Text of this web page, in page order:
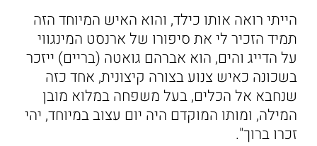
הייתי רואה אותו כילד, והוא האיש המיוחד הזה
תמיד הזכיר לי את סיפורו של ארנסט המינגווי
על הדייג והים, הוא אברהם גואטה (בריים) ייזכר
בשכונה כאיש צנוע בצורה קיצונית, אחד כזה
שנחבא אל הכלים, בעל משפחה במלוא מובן
המילה, ומותו המוקדם היה יום עצוב במיוחד, יהי
זכרו ברוך".